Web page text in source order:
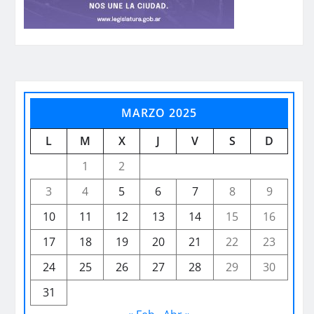
MARZO 2025
L
M X J V S
D
1
2
3
4 5 6 7 8
9
10
11 12 13 14 15
16
17
18 19 20 21 22
23
24
25 26 27 28 29
30
31